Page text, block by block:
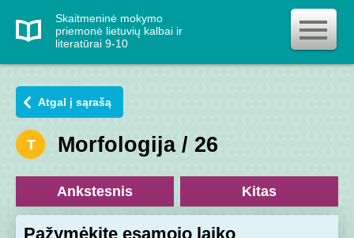
Skaitmeninė mokymo
priemonė lietuvių kalbai ir
literatūrai 9-10
Atgal į sąrašą
T Morfologija / 26
Kitas
Ankstesnis
Pažymėkite esamojo laiko